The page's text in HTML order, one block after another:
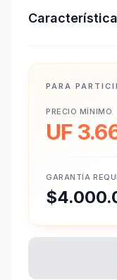
PARA
PRECIO MÍNIMO
UF
GARANTÍA